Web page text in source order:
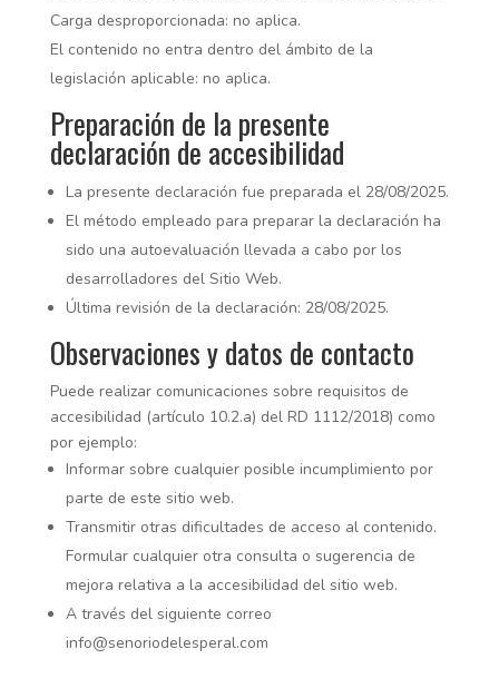
Carga desproporcionada: no aplica.
El contenido no entra dentro del ámbito de la
legislación aplicable: no aplica.
Preparación de la presente
declaración de accesibilidad
La presente declaración fue preparada el 28/08/2025.
El método empleado para preparar la declaración ha
sido una autoevaluación llevada a cabo por los
desarrolladores del Sitio Web.
Última revisión de la declaración: 28/08/2025.
Observaciones y datos de contacto
Puede realizar comunicaciones sobre requisitos de
accesibilidad (artículo 10.2.a) del RD 1112/2018) como
por ejemplo:
Informar sobre cualquier posible incumplimiento por
parte de este sitio web.
Transmitir otras dificultades de acceso al contenido.
Formular cualquier otra consulta o sugerencia de
mejora relativa a la accesibilidad del sitio web.
A través del siguiente correo
info@senoriodelesperal.com